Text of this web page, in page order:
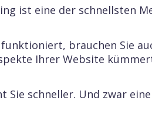
Keywords in
Analysieren
Sie heraus,
ist eine der schnellsten
brauchen Sie
Ihrer Website
Sie schneller. Und zwar